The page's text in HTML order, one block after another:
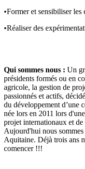
•Former et sensibiliser
•Réaliser des
Qui sommes nous : Un
présidents formés ou en
agricole, la gestion de
passionnés et actifs,
du développement d’une
née lors en 2011 lors
projet internationaux et
Aujourd'hui nous
Aquitaine. Déjà trois ans
comencer !!!